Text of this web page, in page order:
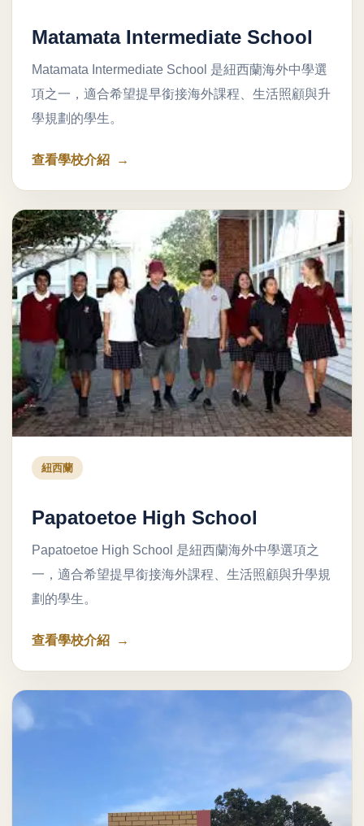
Matamata Intermediate School
Matamata Intermediate School 是紐西蘭海外中學選
項之一，適合希望提早銜接海外課程、生活照顧與升
學規劃的學生。
查看學校介紹
紐西蘭
Papatoetoe High School
Papatoetoe High School 是紐西蘭海外中學選項之
一，適合希望提早銜接海外課程、生活照顧與升學規
劃的學生。
查看學校介紹